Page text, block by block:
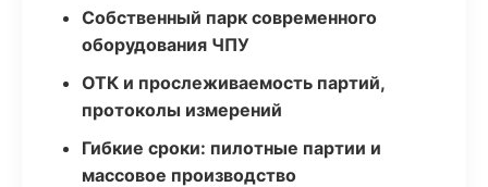
Собственный парк современного
оборудования ЧПУ
ОТК и прослеживаемость партий,
протоколы измерений
Гибкие сроки: пилотные партии и
массовое производство